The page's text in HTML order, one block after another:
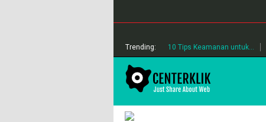
Trending: 10 Tips Keamanan untuk...